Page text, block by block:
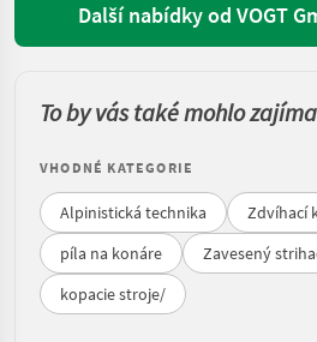
Další nabídky od VOGT
To by vás také mohlo
VHODNÉ KATEGORIE
Alpinistická technika Zdvíhací
píla na konáre
Zavesený
kopacie stroje/